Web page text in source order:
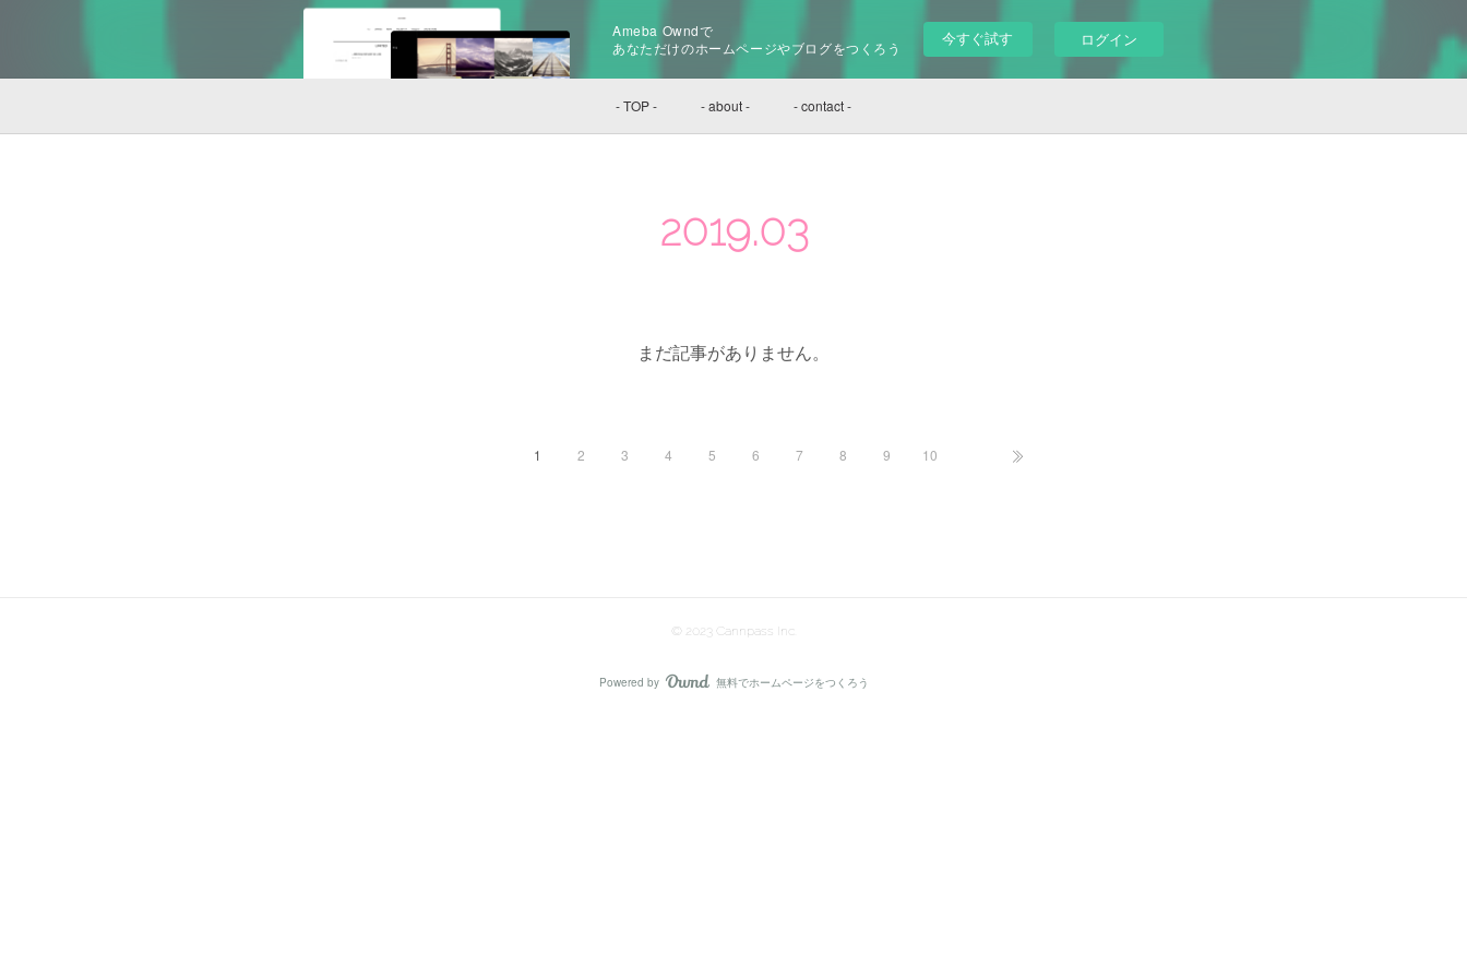
Ameba Owndで
あなただけのホームページやブログをつくろう
今すぐ試す ログイン
- TOP - - about - - contact -
2019.03
まだ記事がありません。
1 2 3 4 5 6 7 8 9 10
© 2023 Cannpass Inc.
Powered by AmebaOwnd
無料でホームページをつくろう